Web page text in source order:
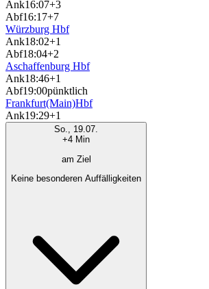
Ank16:07+3
Abf16:17+7
Würzburg Hbf
Ank18:02+1
Abf18:04+2
Aschaffenburg Hbf
Ank18:46+1
Abf19:00pünktlich
Frankfurt(Main)Hbf
Ank19:29+1
So., 19.07.
+4 Min
am Ziel
Keine besonderen Auffälligkeiten